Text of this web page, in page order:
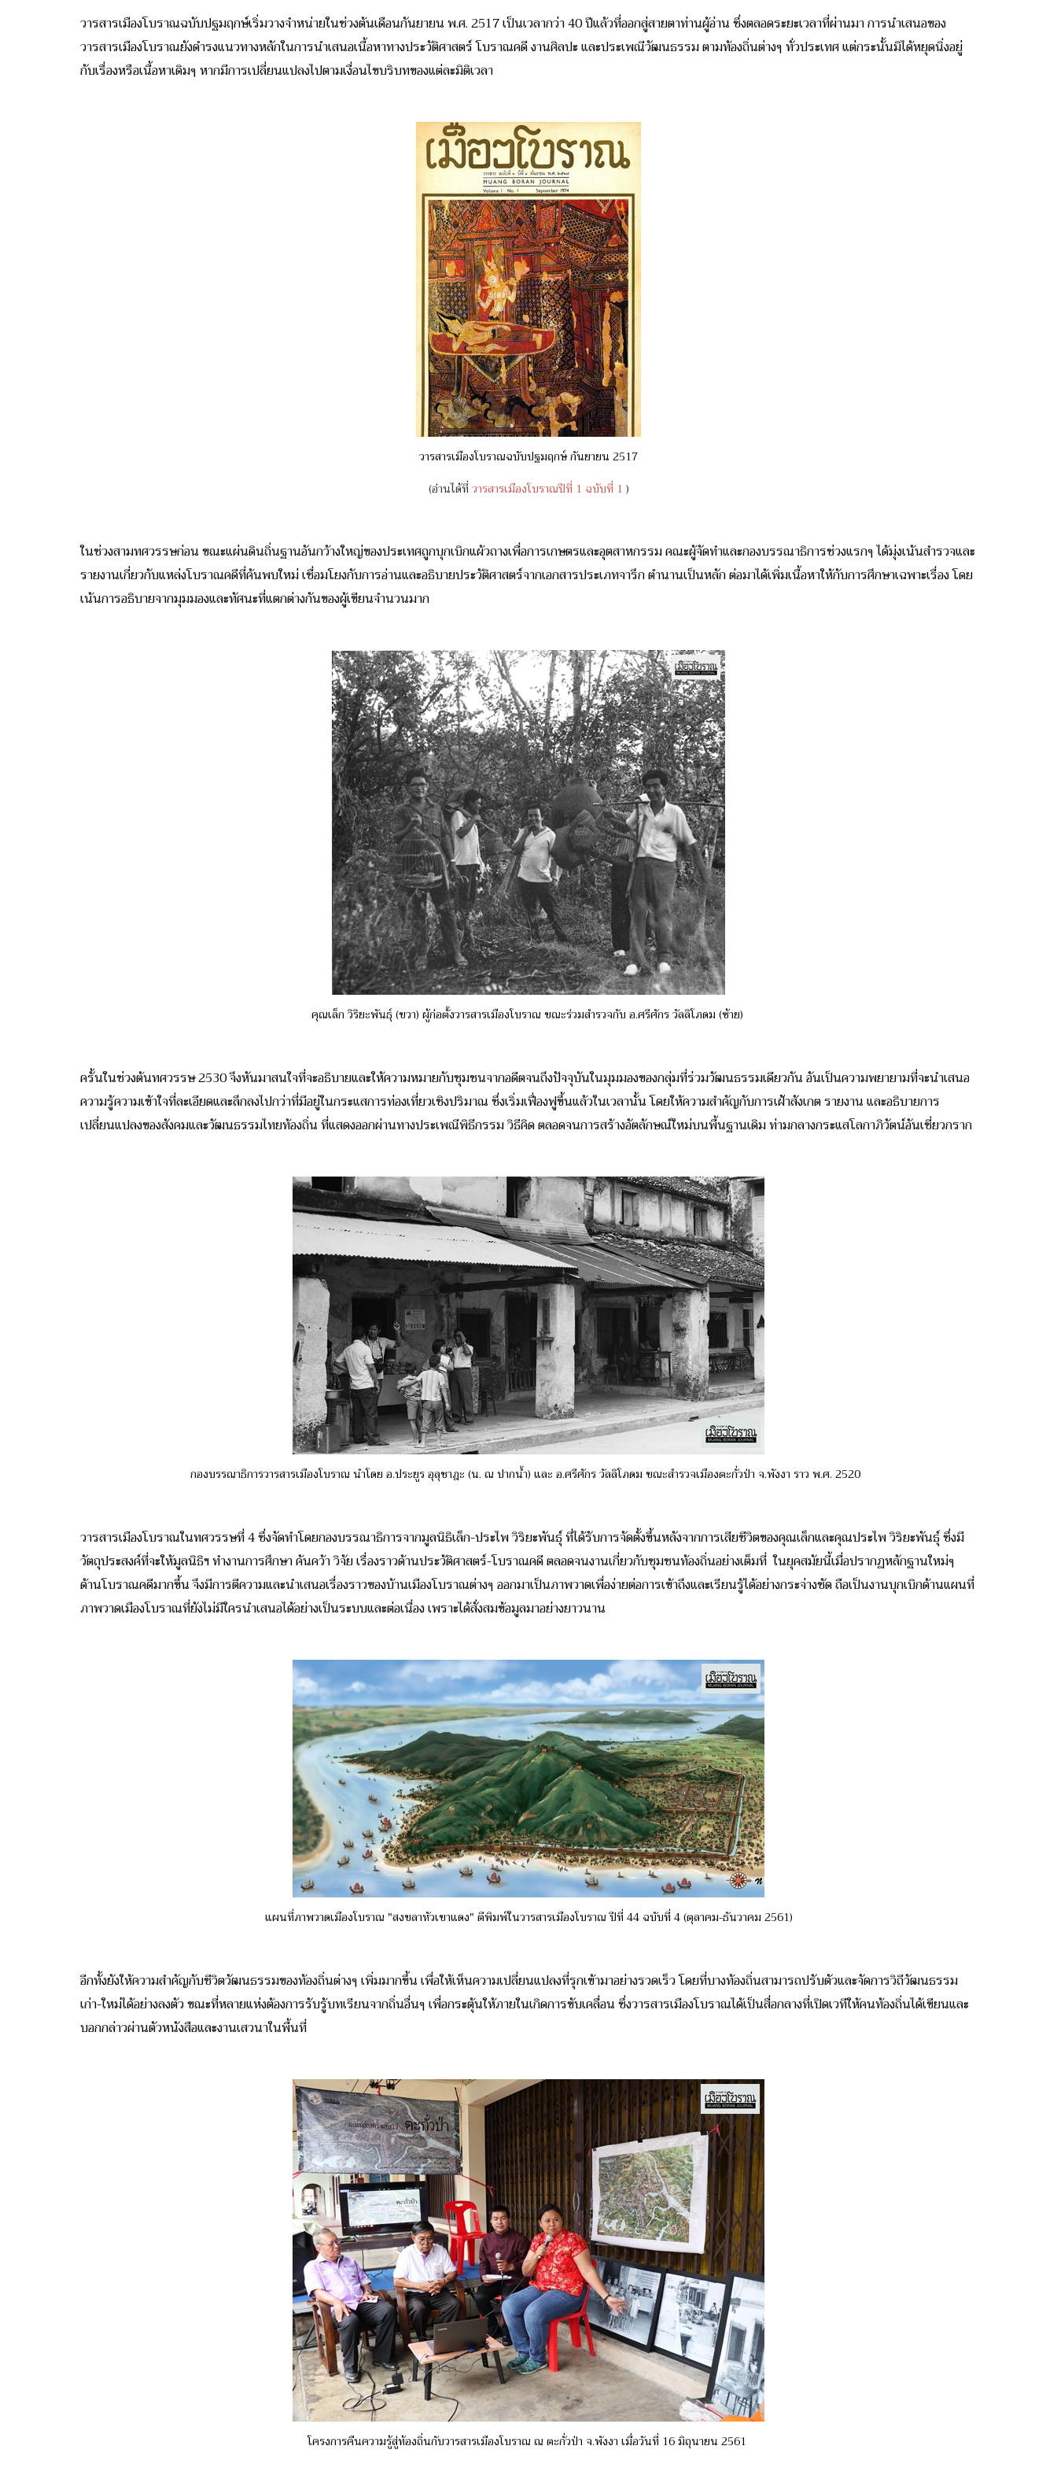
วารสารเมืองโบราณฉบับปฐมฤกษ์เริ่มวางจำหน่ายในช่วงต้นเดือนกันยายน พ.ศ. 2517 เป็นเวลากว่า 40 ปีแล้วที่ออกสู่สายตาท่านผู้อ่าน ซึ่งตลอดระยะเวลาที่ผ่านมา การนำเสนอของ
วารสารเมืองโบราณยังดำรงแนวทางหลักในการนำเสนอเนื้อหาทางประวัติศาสตร์ โบราณคดี งานศิลปะ และประเพณีวัฒนธรรม ตามท้องถิ่นต่างๆ ทั่วประเทศ แต่กระนั้นมิได้หยุดนิ่งอยู่
กับเรื่องหรือเนื้อหาเดิมๆ หากมีการเปลี่ยนแปลงไปตามเงื่อนไขบริบทของแต่ละมิติเวลา
วารสารเมืองโบราณฉบับปฐมฤกษ์ กันยายน 2517
(อ่านได้ที่ วารสารเมืองโบราณปีที่ 1 ฉบับที่ 1 )
ในช่วงสามทศวรรษก่อน ขณะแผ่นดินถิ่นฐานอันกว้างใหญ่ของประเทศถูกบุกเบิกแผ้วถางเพื่อการเกษตรและอุตสาหกรรม คณะผู้จัดทำและกองบรรณาธิการช่วงแรกๆ ได้มุ่งเน้นสำรวจและ
รายงานเกี่ยวกับแหล่งโบราณคดีที่ค้นพบใหม่ เชื่อมโยงกับการอ่านและอธิบายประวัติศาสตร์จากเอกสารประเภทจารึก ตำนานเป็นหลัก ต่อมาได้เพิ่มเนื้อหาให้กับการศึกษาเฉพาะเรื่อง โดย
เน้นการอธิบายจากมุมมองและทัศนะที่แตกต่างกันของผู้เขียนจำนวนมาก
คุณเล็ก วิริยะพันธุ์ (ขวา) ผู้ก่อตั้งวารสารเมืองโบราณ ขณะร่วมสำรวจกับ อ.ศรีศักร วัลลิโภดม (ซ้าย)
ครั้นในช่วงต้นทศวรรษ 2530 จึงหันมาสนใจที่จะอธิบายและให้ความหมายกับชุมชนจากอดีตจนถึงปัจจุบันในมุมมองของกลุ่มที่ร่วมวัฒนธรรมเดียวกัน อันเป็นความพยายามที่จะนำเสนอ
ความรู้ความเข้าใจที่ละเอียดและลึกลงไปกว่าที่มีอยู่ในกระแสการท่องเที่ยวเชิงปริมาณ ซึ่งเริ่มเฟื่องฟูขึ้นแล้วในเวลานั้น โดยให้ความสำคัญกับการเฝ้าสังเกต รายงาน และอธิบายการ
เปลี่ยนแปลงของสังคมและวัฒนธรรมไทยท้องถิ่น ที่แสดงออกผ่านทางประเพณีพิธีกรรม วิธีคิด ตลอดจนการสร้างอัตลักษณ์ใหม่บนพื้นฐานเดิม ท่ามกลางกระแสโลกาภิวัตน์อันเชี่ยวกราก
กองบรรณาธิการวารสารเมืองโบราณ นำโดย อ.ประยูร อุลุชาฎะ (น. ณ ปากน้ำ) และ อ.ศรีศักร วัลลิโภดม ขณะสำรวจเมืองตะกั่วป่า จ.พังงา ราว พ.ศ. 2520
วารสารเมืองโบราณในทศวรรษที่ 4 ซึ่งจัดทำโดยกองบรรณาธิการจากมูลนิธิเล็ก-ประไพ วิริยะพันธุ์ ที่ได้รับการจัดตั้งขึ้นหลังจากการเสียชีวิตของคุณเล็กและคุณประไพ วิริยะพันธุ์ ซึ่งมี
วัตถุประสงค์ที่จะให้มูลนิธิฯ ทำงานการศึกษา ค้นคว้า วิจัย เรื่องราวด้านประวัติศาสตร์-โบราณคดี ตลอดจนงานเกี่ยวกับชุมชนท้องถิ่นอย่างเต็มที่ ในยุคสมัยนี้เมื่อปรากฏหลักฐานใหม่ๆ
ด้านโบราณคดีมากขึ้น จึงมีการตีความและนำเสนอเรื่องราวของบ้านเมืองโบราณต่างๆ ออกมาเป็นภาพวาดเพื่อง่ายต่อการเข้าถึงและเรียนรู้ได้อย่างกระจ่างชัด ถือเป็นงานบุกเบิกด้านแผนที่
ภาพวาดเมืองโบราณที่ยังไม่มีใครนำเสนอได้อย่างเป็นระบบและต่อเนื่อง เพราะได้สั่งสมข้อมูลมาอย่างยาวนาน
แผนที่ภาพวาดเมืองโบราณ "สงขลาหัวเขาแดง" ตีพิมพ์ในวารสารเมืองโบราณ ปีที่ 44 ฉบับที่ 4 (ตุลาคม-ธันวาคม 2561)
อีกทั้งยังให้ความสำคัญกับชีวิตวัฒนธรรมของท้องถิ่นต่างๆ เพิ่มมากขึ้น เพื่อให้เห็นความเปลี่ยนแปลงที่รุกเข้ามาอย่างรวดเร็ว โดยที่บางท้องถิ่นสามารถปรับตัวและจัดการวิถีวัฒนธรรม
เก่า-ใหม่ได้อย่างลงตัว ขณะที่หลายแห่งต้องการรับรู้บทเรียนจากถิ่นอื่นๆ เพื่อกระตุ้นให้ภายในเกิดการขับเคลื่อน ซึ่งวารสารเมืองโบราณได้เป็นสื่อกลางที่เปิดเวทีให้คนท้องถิ่นได้เขียนและ
บอกกล่าวผ่านตัวหนังสือและงานเสวนาในพื้นที่
โครงการคืนความรู้สู่ท้องถิ่นกับวารสารเมืองโบราณ ณ ตะกั่วป่า จ.พังงา เมื่อวันที่ 16 มิถุนายน 2561